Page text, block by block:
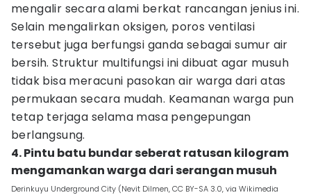
mengalir secara alami berkat rancangan jenius ini.
Selain mengalirkan oksigen, poros ventilasi
tersebut juga berfungsi ganda sebagai sumur air
bersih. Struktur multifungsi ini dibuat agar musuh
tidak bisa meracuni pasokan air warga dari atas
permukaan secara mudah. Keamanan warga pun
tetap terjaga selama masa pengepungan
berlangsung.
4. Pintu batu bundar seberat ratusan kilogram
mengamankan warga dari serangan musuh
Derinkuyu Underground City (Nevit Dilmen, CC BY-SA 3.0, via Wikimedia